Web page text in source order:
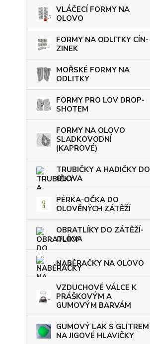
VLÁČECÍ FORMY NA
OLOVO
FORMY NA ODLITKY CÍN-
ZINEK
MOŘSKÉ FORMY NA
ODLITKY
FORMY PRO LOV DROP-
SHOTEM
FORMY NA OLOVO
SLADKOVODNÍ
(KAPROVÉ)
TRUBIČKY A HADIČKY DO
OLOVA
PÉRKA-OČKA DO
OLOVĚNÝCH ZÁTĚŽÍ
OBRATLÍKY DO ZÁTĚŽÍ-
OLOVA
NABĚRAČKY NA OLOVO
VZDUCHOVÉ VÁLCE K
PRÁŠKOVÝM A
GUMOVÝM BARVÁM
GUMOVÝ LAK S GLITREM
NA JIGOVÉ HLAVIČKY